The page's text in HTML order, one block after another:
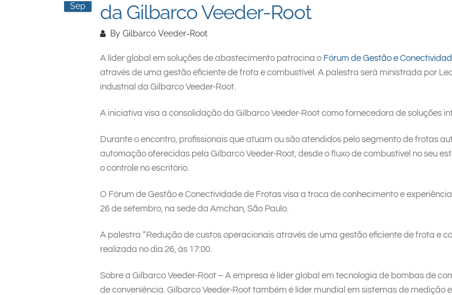
Sep
da Gilbarco Veeder-Root
By Gilbarco Veeder-Root
A líder global em soluções de abastecimento patrocina o Fórum de Gestão e
através de uma gestão eficiente de frota e combustível. A palestra será ministrada por
industrial da Gilbarco Veeder-Root.
A iniciativa visa a consolidação da Gilbarco Veeder-Root como fornecedora de soluções
Durante o encontro, profissionais que atuam ou são atendidos pelo segmento de frotas
automação oferecidas pela Gilbarco Veeder-Root, desde o fluxo de combustível no seu
o controle no escritório.
O Fórum de Gestão e Conectividade de Frotas visa a troca de conhecimento e
26 de setembro, na sede da Amchan, São Paulo.
A palestra “Redução de custos operacionais através de uma gestão eficiente de frota e
realizada no dia 26, às 17:00.
Sobre a Gilbarco Veeder-Root – A empresa é líder global em tecnologia de bombas de
de conveniência. Gilbarco Veeder-Root também é líder mundial em sistemas de